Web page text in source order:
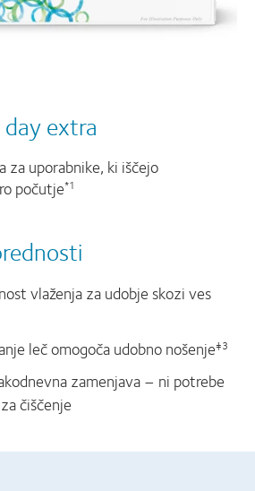
extra
za uporabnike, ki iščejo
počutje*1
vlaženja za udobje skozi ves
leč omogoča udobno nošenje‡3
zamenjava – ni potrebe
čiščenje